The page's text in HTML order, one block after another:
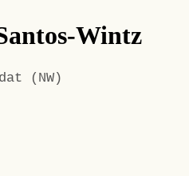
Wintz
(NW)